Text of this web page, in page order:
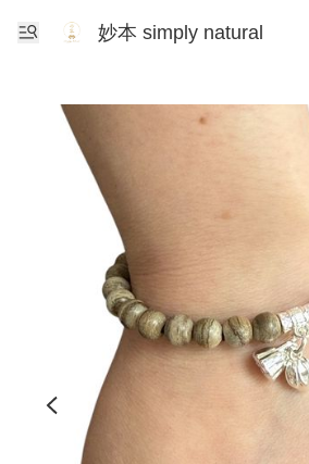
妙本 simply natural